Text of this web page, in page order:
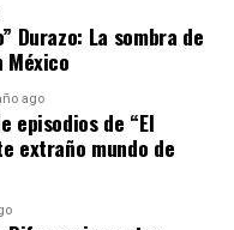
nuevo, pero su
es alarmante. En el
ambientales,
y la
a una escala tan
Durazo: La sombra de
ago
episodios de “El
extraño mundo de